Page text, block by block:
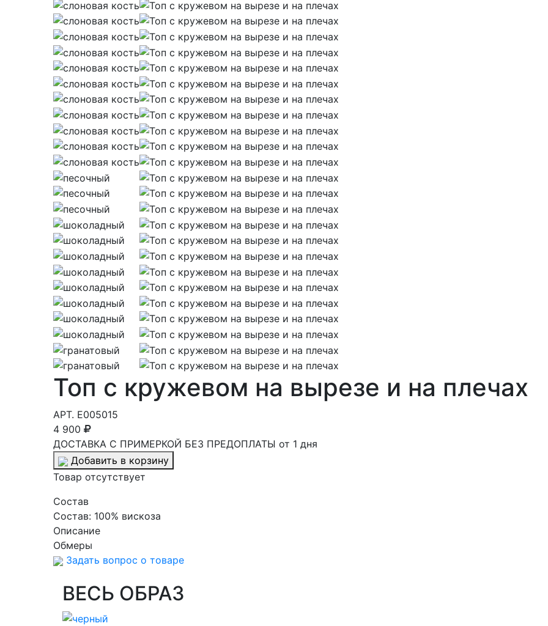
Топ с кружевом на вырезе и на плечах
АРТ. E005015
4 900
ДОСТАВКА С ПРИМЕРКОЙ БЕЗ ПРЕДОПЛАТЫ от 1 дня
Добавить в корзину
Товар отсутствует
Cостав
Состав: 100% вискоза
Описание
Обмеры
Задать вопрос о товаре
ВЕСЬ ОБРАЗ